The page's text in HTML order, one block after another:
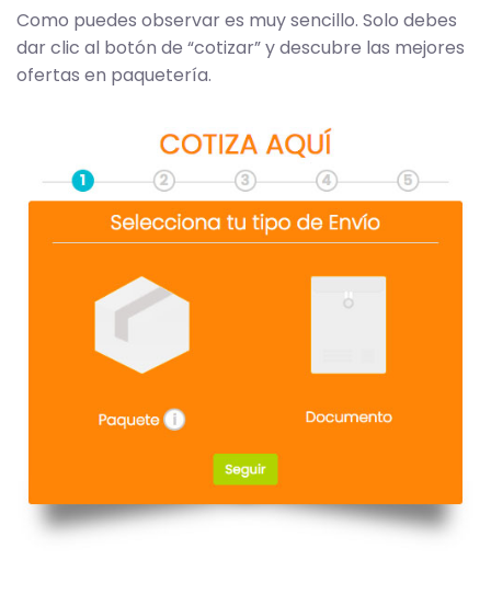
Como puedes observar es muy sencillo. Solo debes
dar clic al botón de “cotizar” y descubre las mejores
ofertas en paquetería.